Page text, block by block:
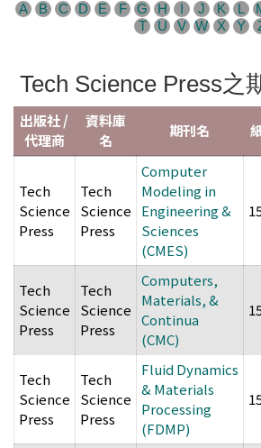
A B C D E F G H I J K L
T
U V W X Y
Tech Science Press之
出版社 /
代理商
資料庫
名
期刊名
Tech
Science
Press
Tech
Science
Press
Computer
Modeling in
Engineering &
Sciences
(CMES)
Tech
Science
Press
Tech
Science
Press
Computers,
Materials, &
Continua
(CMC)
Tech
Science
Press
Tech
Science
Press
Fluid Dynamics
& Materials
Processing
(FDMP)